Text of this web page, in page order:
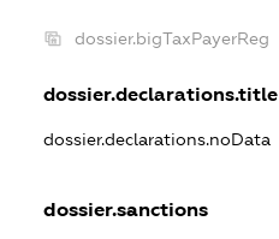
dossier.bigTaxPayerReg
dossier.declarations.title
dossier.declarations.noData
dossier.sanctions